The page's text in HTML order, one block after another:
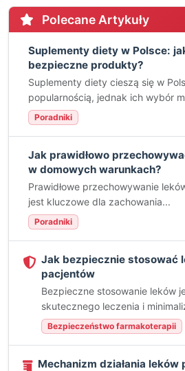
Polecane Artykuły
Suplementy diety w Polsce:
bezpieczne produkty?
Suplementy diety cieszą się w
popularnością, jednak ich wybór
Poradniki
Jak prawidłowo
w domowych warunkach?
Prawidłowe przechowywanie
jest kluczowe dla zachowania...
Poradniki
Jak bezpiecznie stosować
pacjentów
Bezpieczne stosowanie leków
skutecznego leczenia i
Bezpieczeństwo farmakoterapii
Mechanizm działania